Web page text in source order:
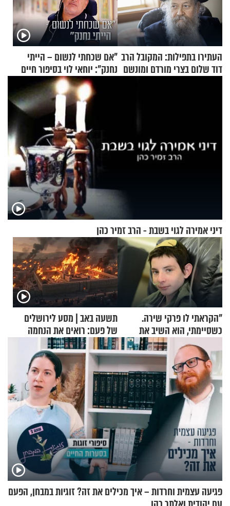
העתירו בתפילות: המקובל הרב
דוד שלום בצרי מורדם ומונשם
"אם שכחתי לנשום – הייתי
נחנק": יוחאי לוי בסיפור חיים
מעורר השראה
דיני אמירה לגוי בשבת - הרב זמיר כהן
"הקראתי לו פרקי שירה.
כשסיימתי, הוא השיב את
נשמתו לבורא"
תשעה באב | מסע לירושלים
של פעם: רואים את הנחמה
פגיעה עצמית וחרדות – איך מכילים את זה? זוגיות במבחן, הפעם